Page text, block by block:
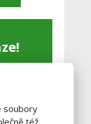
soubory
též